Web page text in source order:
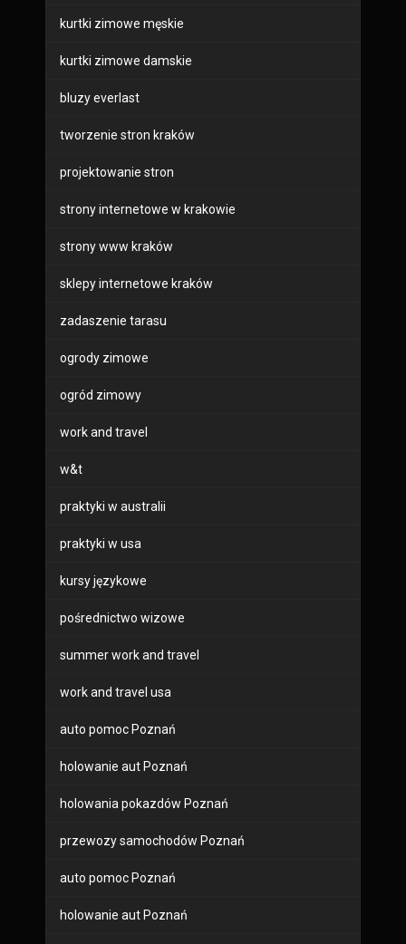
kurtki zimowe męskie
kurtki zimowe damskie
bluzy everlast
tworzenie stron kraków
projektowanie stron
strony internetowe w krakowie
strony www kraków
sklepy internetowe kraków
zadaszenie tarasu
ogrody zimowe
ogród zimowy
work and travel
w&t
praktyki w australii
praktyki w usa
kursy językowe
pośrednictwo wizowe
summer work and travel
work and travel usa
auto pomoc Poznań
holowanie aut Poznań
holowania pokazdów Poznań
przewozy samochodów Poznań
auto pomoc Poznań
holowanie aut Poznań